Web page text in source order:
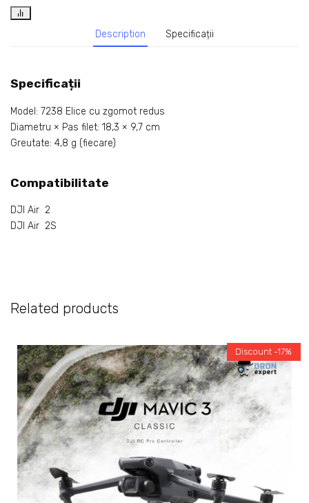
Description Specificații
Specificații
Model: 7238 Elice cu zgomot redus
Diametru × Pas filet: 18,3 × 9,7 cm
Greutate: 4,8 g (fiecare)
Compatibilitate
DJI Air 2
DJI Air 2S
Related products
Discount -17%